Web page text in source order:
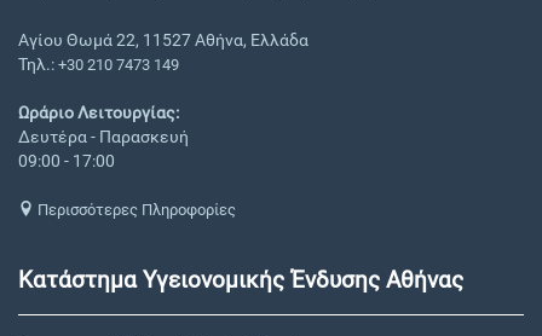
Αγίου Θωμά 22, 11527 Αθήνα, Ελλάδα
Τηλ.: +30 210 7473 149
Ωράριο Λειτουργίας:
Δευτέρα - Παρασκευή
09:00 - 17:00
Περισσότερες Πληροφορίες
Κατάστημα Υγειονομικής Ένδυσης Αθήνας